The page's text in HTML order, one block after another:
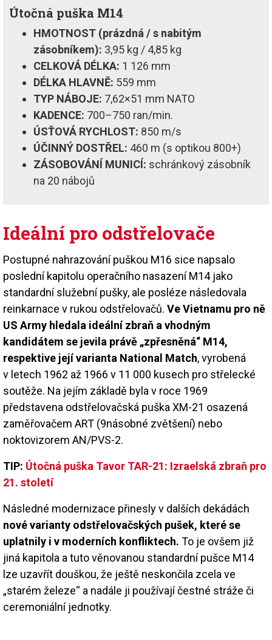
Útočná puška M14
HMOTNOST (prázdná / s nabitým
zásobníkem): 3,95 kg / 4,85 kg
CELKOVÁ DÉLKA: 1 126 mm
DÉLKA HLAVNĚ: 559 mm
TYP NÁBOJE: 7,62×51 mm NATO
KADENCE: 700–750 ran/min.
ÚSŤOVÁ RYCHLOST: 850 m/s
ÚČINNÝ DOSTŘEL: 460 m (s optikou 800+)
ZÁSOBOVÁNÍ MUNICÍ: schránkový zásobník
na 20 nábojů
Ideální pro odstřelovače
Postupné nahrazování puškou M16 sice napsalo
poslední kapitolu operačního nasazení M14 jako
standardní služební pušky, ale posléze následovala
reinkarnace v rukou odstřelovačů. Ve Vietnamu pro ně
US Army hledala ideální zbraň a vhodným
kandidátem se jevila právě „zpřesněná“ M14,
respektive její varianta National Match, vyrobená
v letech 1962 až 1966 v 11 000 kusech pro střelecké
soutěže. Na jejím základě byla v roce 1969
představena odstřelovačská puška XM-21 osazená
zaměřovačem ART (9násobné zvětšení) nebo
noktovizorem AN/PVS-2.
TIP: Útočná puška Tavor TAR-21: Izraelská zbraň pro
21. století
Následné modernizace přinesly v dalších dekádách
nové varianty odstřelovačských pušek, které se
uplatnily i v moderních konfliktech. To je ovšem již
jiná kapitola a tuto věnovanou standardní pušce M14
lze uzavřít douškou, že ještě neskončila zcela ve
„starém železe“ a nadále ji používají čestné stráže či
ceremoniální jednotky.